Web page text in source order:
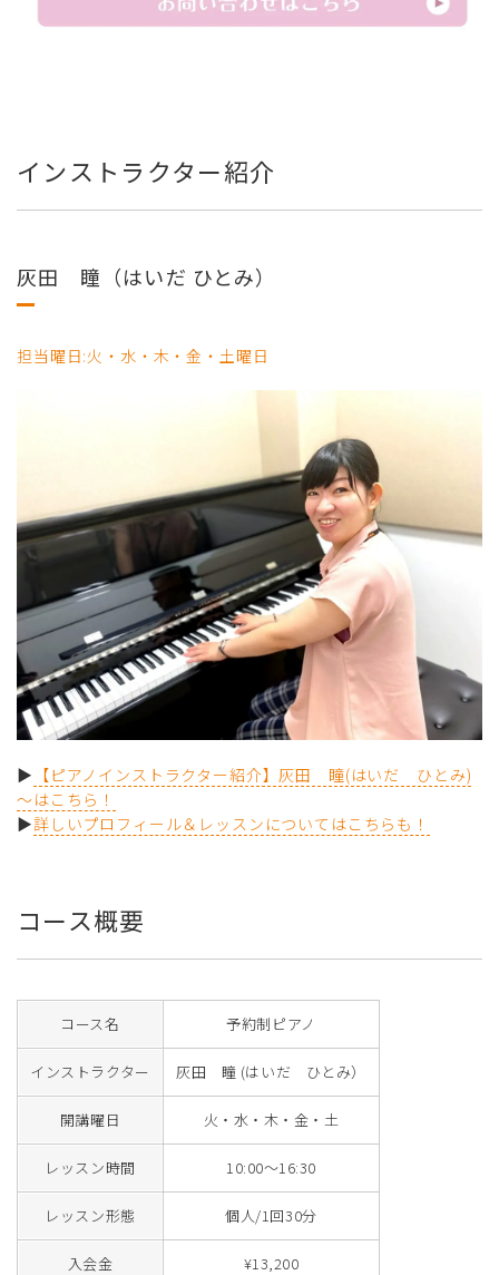
インストラクター紹介
灰田 瞳（はいだ ひとみ）
担当曜日:火・水・木・金・土曜日
▶ 【ピアノインストラクター紹介】灰田 瞳(はいだ ひとみ)
～はこちら！
▶詳しいプロフィール＆レッスンについてはこちらも！
コース概要
コース名 予約制ピアノ
インストラクター 灰田 瞳 (はいだ ひとみ）
開講曜日 火・水・木・金・土
レッスン時間 10:00～16:30
レッスン形態 個人/1回30分
入会金 ¥13,200